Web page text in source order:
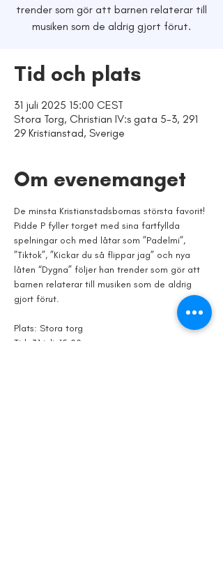
trender som gör att barnen relaterar till
musiken som de aldrig gjort förut.
Tid och plats
31 juli 2025 15:00 CEST
Stora Torg, Christian IV:s gata 5-3, 291
29 Kristianstad, Sverige
Om evenemanget
De minsta Kristianstadsbornas största favorit!
Pidde P fyller torget med sina fartfyllda
spelningar och med låtar som ”Padelmi”,
”Tiktok”, ”Kickar du så flippar jag” och nya
låten “Dygna” följer han trender som gör att
barnen relaterar till musiken som de aldrig
gjort förut.
Plats: Stora torg
Tid: 31 juli, 15.00